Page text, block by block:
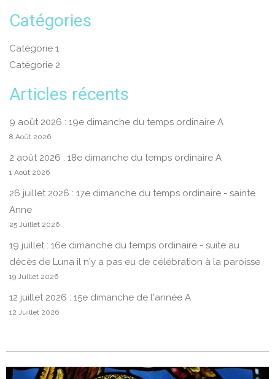
Catégories
Catégorie 1
Catégorie 2
Articles récents
9 août 2026 : 19e dimanche du temps ordinaire A
8 Août 2026
2 août 2026 : 18e dimanche du temps ordinaire A
1 Août 2026
26 juillet 2026 : 17e dimanche du temps ordinaire - sainte
Anne
25 Juillet 2026
19 juillet : 16e dimanche du temps ordinaire - suite au
décès de Luna il n'y a pas eu de célébration à la paroisse
19 Juillet 2026
12 juillet 2026 : 15e dimanche de l'année A
12 Juillet 2026